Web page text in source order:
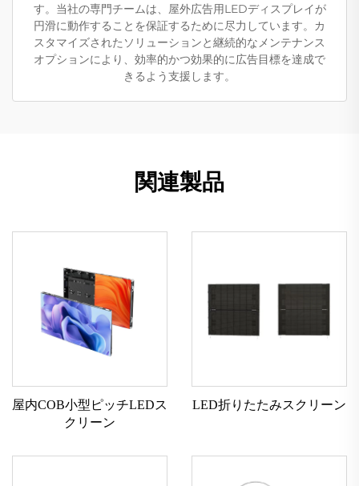
す。当社の専門チームは、屋外広告用LEDディスプレイが
円滑に動作することを保証するために尽力しています。カ
スタマイズされたソリューションと継続的なメンテナンス
オプションにより、効率的かつ効果的に広告目標を達成で
きるよう支援します。
関連製品
屋内COB小型ピッチLEDス
クリーン
LED折りたたみスクリーン